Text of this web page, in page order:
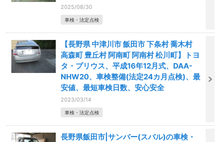
2025/08/30
車検・法定点検
【長野県 中津川市 飯田市 下条村 喬木村
高森町 豊丘村 阿南町 阿南村 松川町】トヨ
タ・プリウス、平成16年12月式、DAA-
NHW20、車検整備(法定24カ月点検)、最
安値、最短車検日数、安心安全
2023/03/14
車検・法定点検
長野県飯田市|サンバー(スバル)の車検・